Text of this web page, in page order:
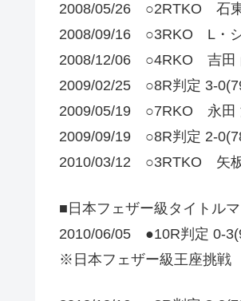
2008/05/26 ○2RTKO 石
2008/09/16 ○3RKO L・
2008/12/06 ○4RKO 吉田
2009/02/25 ○8R判定 3-
2009/05/19 ○7RKO 永田
2009/09/19 ○8R判定 2-
2010/03/12 ○3RTKO 矢
■日本フェザー級タイトル
2010/06/05 ●10R判定 0-
※日本フェザー級王座挑戦